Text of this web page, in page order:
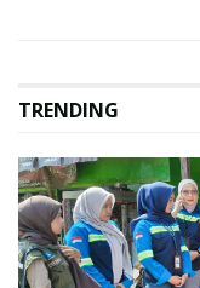
TRENDING